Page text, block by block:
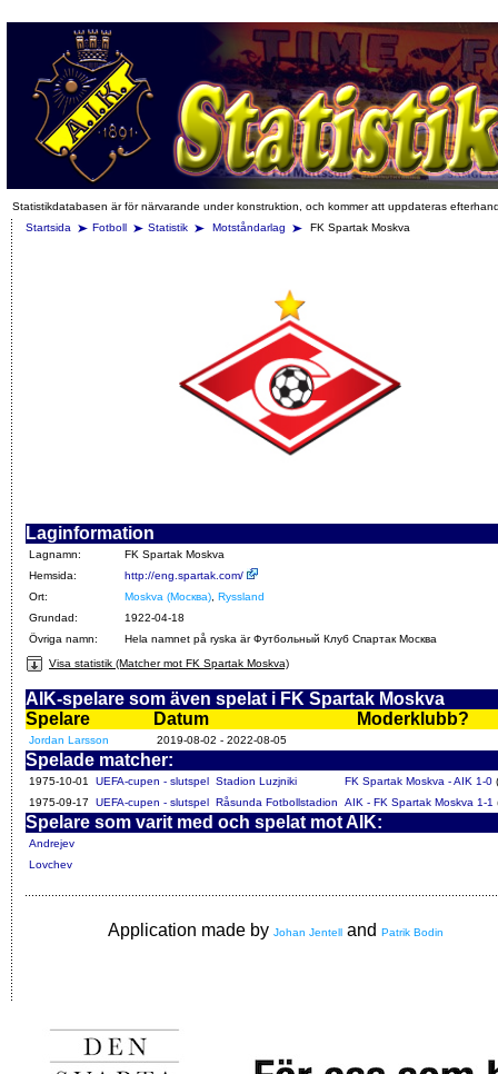
Statistikdatabasen är för närvarande under konstruktion, och kommer att uppdateras
Startsida
Fotboll Statistik Motståndarlag FK Spartak Moskva
Laginformation
Lagnamn:
FK Spartak Moskva
Hemsida:
http://eng.spartak.com/
Ort:
Moskva (Москва) Ryssland
Grundad:
1922-04-18
Övriga namn:
Hela namnet på ryska är Футбольный Клуб Спартак Москва
Visa statistik (Matcher mot FK Spartak Moskva)
AIK-spelare som även spelat i FK Spartak Moskva
Spelare
Datum Moderklubb?
Jordan Larsson 2019-08-02 - 2022-08-05
Spelade matcher:
1975-10-01 UEFA-cupen - slutspel Stadion Luzjniki FK Spartak Moskva - AIK 1-0
1975-09-17
UEFA-cupen - slutspel Råsunda Fotbollstadion AIK - FK Spartak Moskva 1-1
Spelare som varit med och spelat mot AIK:
Andrejev
Lovchev
Application made by Johan Jentell and Patrik Bodin